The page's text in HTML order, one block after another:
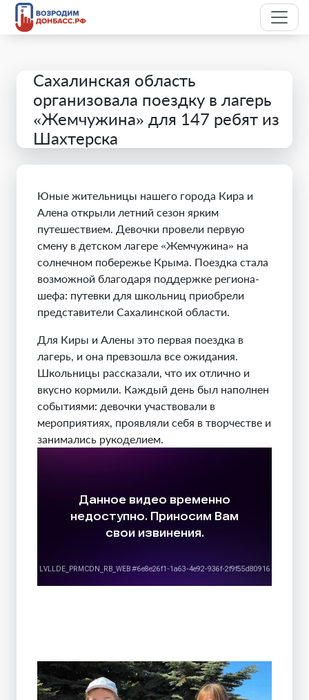
Сахалинская область
организовала поездку в лагерь
«Жемчужина» для 147 ребят из
Шахтерска
Юные жительницы нашего города Кира и
Алена открыли летний сезон ярким
путешествием. Девочки провели первую
смену в детском лагере «Жемчужина» на
солнечном побережье Крыма. Поездка стала
возможной благодаря поддержке региона-
шефа: путевки для школьниц приобрели
представители Сахалинской области.
Для Киры и Алены это первая поездка в
лагерь, и она превзошла все ожидания.
Школьницы рассказали, что их отлично и
вкусно кормили. Каждый день был наполнен
событиями: девочки участвовали в
мероприятиях, проявляли себя в творчестве и
занимались рукоделием.